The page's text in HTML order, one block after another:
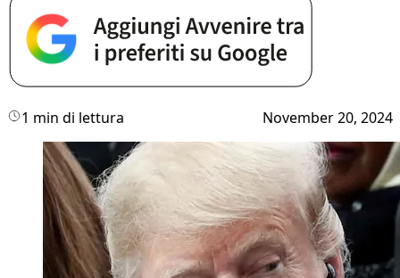
1 min di lettura November 20, 2024